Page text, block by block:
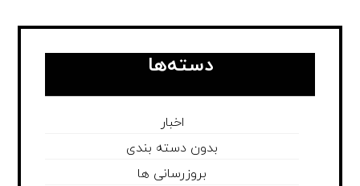
دسته‌ها
اخبار
بدون دسته بندی
بروزرسانی ها